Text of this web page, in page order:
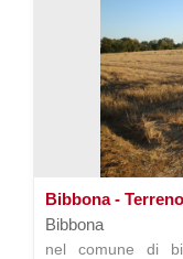
Bibbona -
Bibbona
nel comune di